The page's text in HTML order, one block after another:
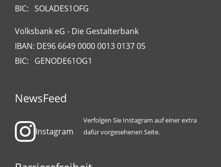
BIC: SOLADES1OFG
Volksbank eG - Die Gestalterbank
IBAN: DE96 6649 0000 0013 0137 05
BIC: GENODE61OG1
NewsFeed
Instagram
Verfolgen Sie Instagram auf einer extra
dafür vorgesehenen Seite.